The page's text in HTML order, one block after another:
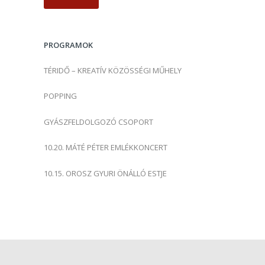
s
:PROGRAMOK
TÉRIDŐ – KREATÍV KÖZÖSSÉGI MŰHELY
POPPING
GYÁSZFELDOLGOZÓ CSOPORT
10.20. MÁTÉ PÉTER EMLÉKKONCERT
10.15. OROSZ GYURI ÖNÁLLÓ ESTJE